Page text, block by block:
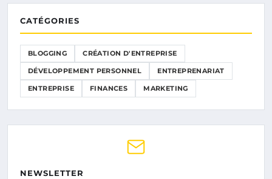
CATÉGORIES
BLOGGING CRÉATION D'ENTREPRISE
DÉVELOPPEMENT PERSONNEL ENTREPRENARIAT
ENTREPRISE FINANCES MARKETING
NEWSLETTER